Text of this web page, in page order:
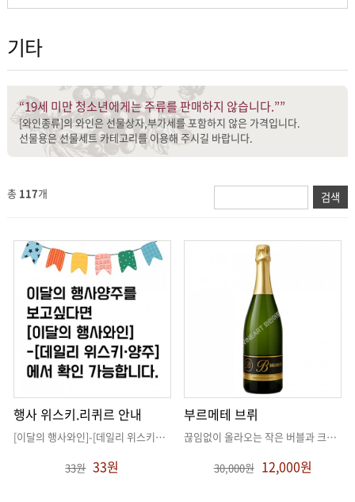
기타
“19세 미만 청소년에게는 주류를 판매하지 않습니다.””
[와인종류]의 와인은 선물상자,부가세를 포함하지 않은 가격입니다.
선물용은 선물세트 카테고리를 이용해 주시길 바랍니다.
총 117개
행사 위스키.리퀴르 안내
[이달의 행사와인]-[데일리 위스키&양주] . .
33원 33원
부르메테 브뤼
끊임없이 올라오는 작은 버블과 크라운이 최고 일품
30,000원 12,000원